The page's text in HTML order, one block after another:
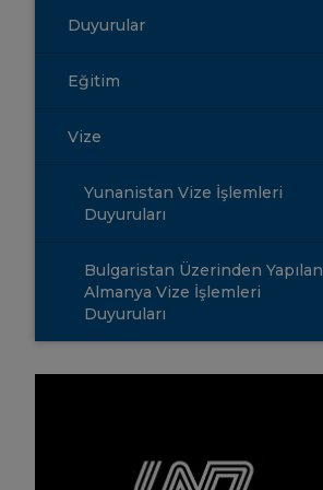
Duyurular
Eğitim
Vize
Yunanistan Vize İşlemleri
Duyuruları
Bulgaristan Üzerinden Yapılan
Almanya Vize İşlemleri
Duyuruları